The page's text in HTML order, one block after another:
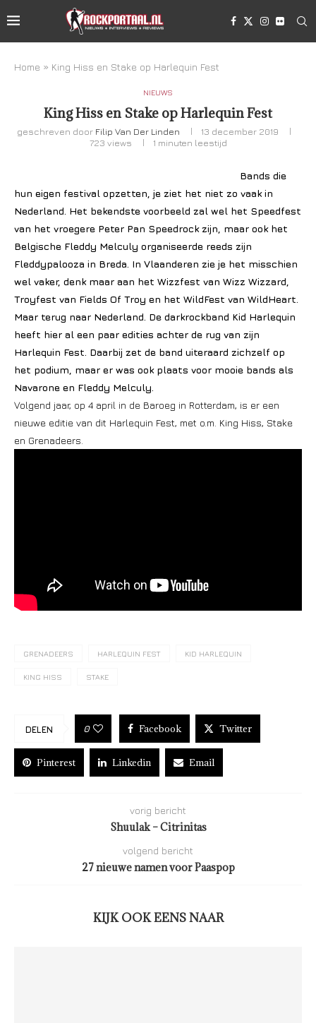
Home » King Hiss en Stake op Harlequin Fest
NIEUWS
King Hiss en Stake op Harlequin Fest
geschreven door Filip Van Der Linden
13 december 2019
723 views 1 minuten leestijd
Bands die
hun eigen festival opzetten, je ziet het niet zo vaak in
Nederland. Het bekendste voorbeeld zal wel het Speedfest
van het vroegere Peter Pan Speedrock zijn, maar ook het
Belgische Fleddy Melculy organiseerde reeds zijn
Fleddypalooza in Breda. In Vlaanderen zie je het misschien
wel vaker, denk maar aan het Wizzfest van Wizz Wizzard,
Troyfest van Fields Of Troy en het WildFest van WildHeart.
Maar terug naar Nederland. De darkrockband Kid Harlequin
heeft hier al een paar edities achter de rug van zijn
Harlequin Fest. Daarbij zet de band uiteraard zichzelf op
het podium, maar er was ook plaats voor mooie bands als
Navarone en Fleddy Melculy.
Volgend jaar, op 4 april in de Baroeg in Rotterdam, is er een
nieuwe editie van dit Harlequin Fest, met o.m. King Hiss, Stake
en Grenadeers.
GRENADEERS HARLEQUIN FEST KID HARLEQUIN
KING HISS STAKE
DELEN 0 Facebook Twitter
Pinterest Linkedin Email
vorig bericht
Shuulak – Citrinitas
volgend bericht
27 nieuwe namen voor Paaspop
KIJK OOK EENS NAAR